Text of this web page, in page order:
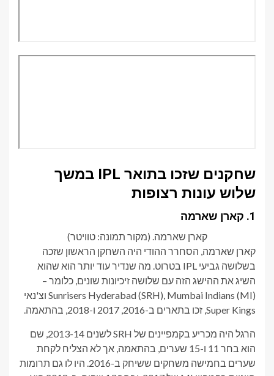
שחקנים שזכו בתואר IPL במשך
שלוש עונות רצופות
1. קארן שארמה
קארן שארמה. (מקור תמונה: טוויטר)
קארן שארמה, הסחרר ההודי היה השחקן הראשון שזכה
בשלושה גביעי IPL בטרוט. מה שנדיר עוד יותר הוא שהוא
השיג את ההישג הזה עם שלושה זיכיונות שונים, כלומר –
Sunrisers Hyderabad (SRH), Mumbai Indians (MI) וצ'נאי
Super Kings, זכו בתארים ב-2016, 2017 ו-2018, בהתאמה.
הרגל היה מכריע בקמפיינים של SRH לשנים 2013-14, שם
הוא בחר 11 ו-15 שערים, בהתאמה, אך לא הצליח לקחת
שערים בחמישה משחקים ששיחק ב-2016. היו לו גם תרומות